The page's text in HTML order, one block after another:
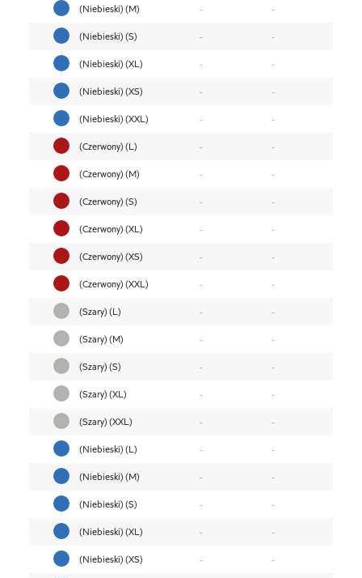
(Niebieski) (M)
-
-
(Niebieski) (S)
-
-
(Niebieski) (XL)
-
-
(Niebieski) (XS)
-
-
(Niebieski) (XXL)
-
-
(Czerwony) (L)
-
-
(Czerwony) (M)
-
-
(Czerwony) (S)
-
-
(Czerwony) (XL)
-
-
(Czerwony) (XS)
-
-
(Czerwony) (XXL)
-
-
(Szary) (L)
-
-
(Szary) (M)
-
-
(Szary) (S)
-
-
(Szary) (XL)
-
-
(Szary) (XXL)
-
-
(Niebieski) (L)
-
-
(Niebieski) (M)
-
-
(Niebieski) (S)
-
-
(Niebieski) (XL)
-
-
(Niebieski) (XS)
-
-